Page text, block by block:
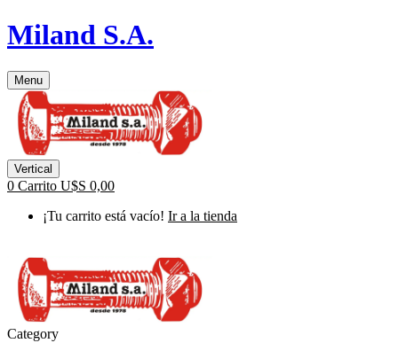
Miland S.A.
Menu
Vertical
0 Carrito U$S 0,00
¡Tu carrito está vacío! Ir a la tienda
Category